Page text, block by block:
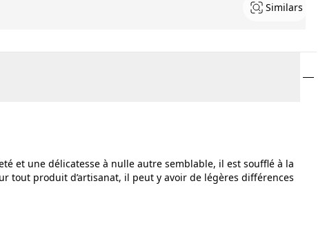
Similars
et une délicatesse à nulle autre semblable, il est soufflé à la
tout produit d’artisanat, il peut y avoir de légères différences